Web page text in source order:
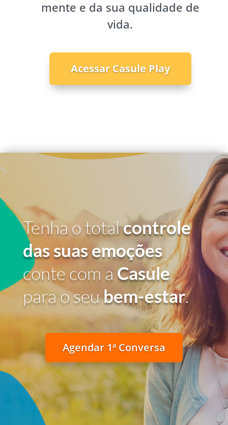
mente e da sua qualidade de
vida.
Acessar Casule Play
Tenha o totalcontrole
das suas emoções
conte com a Casule
para o seubem-estar.
Agendar 1ª Conversa